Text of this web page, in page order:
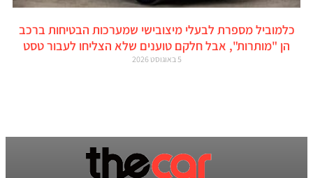
כלמוביל מספרת לבעלי מיצובישי שמערכות הבטיחות ברכב
הן "מותרות", אבל חלקם טוענים שלא הצליחו לעבור טסט
5 באוגוסט 2026